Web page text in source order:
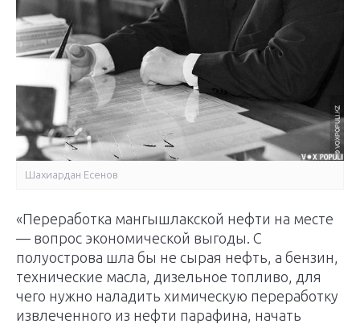
Шахиардан Есенов
«Переработка мангышлакской нефти на месте
— вопрос экономической выгоды. С
полуострова шла бы не сырая нефть, а бензин,
техни­ческие масла, дизельное топливо, для
чего нужно наладить химическую переработку
извлеченного из нефти парафина, начать